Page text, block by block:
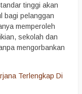
tinggi akan
bagi pelanggan
memperoleh
sekolah dan
mengorbankan